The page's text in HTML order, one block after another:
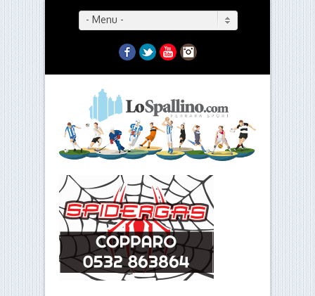
- Menu -
Facebook
TwitterYouTubeInstagram